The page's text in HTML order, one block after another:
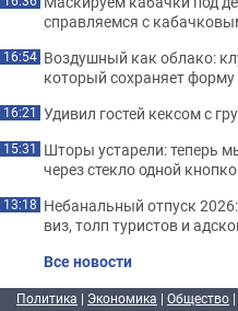
справляемся с
16:54 Воздушный как облако:
который сохраняет форму
16:21 Удивил гостей кексом с
15:31 Шторы устарели: теперь
через стекло одной
13:18 Небанальный отпуск
виз, толп туристов и
Все новости
Политика | Экономика | Общество |